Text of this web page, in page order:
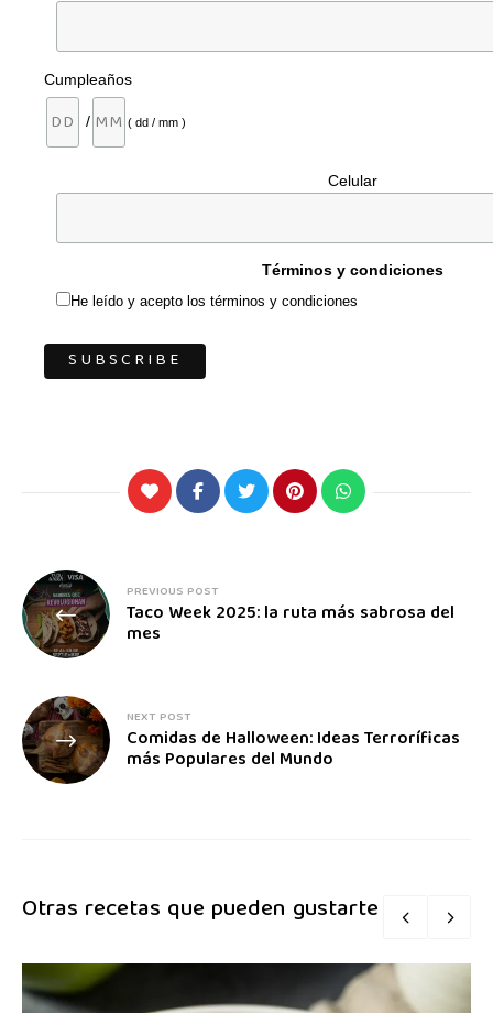
Cumpleaños
/ ( dd / mm )
Celular
Términos y condiciones
He leído y acepto los términos y condiciones
PREVIOUS POST
Taco Week 2025: la ruta más sabrosa del
mes
NEXT POST
Comidas de Halloween: Ideas Terroríficas
más Populares del Mundo
Otras recetas que pueden gustarte